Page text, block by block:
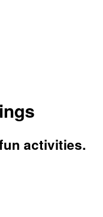
activities.